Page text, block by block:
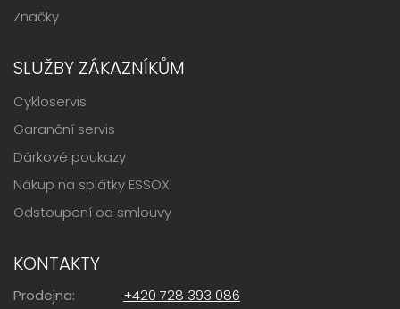
Značky
SLUŽBY ZÁKAZNÍKŮM
Cykloservis
Garanční servis
Dárkové poukazy
Nákup na splátky ESSOX
Odstoupení od smlouvy
KONTAKTY
Prodejna: +420 728 393 086